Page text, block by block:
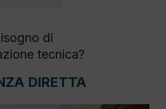
di
tecnica?
DIRETTA